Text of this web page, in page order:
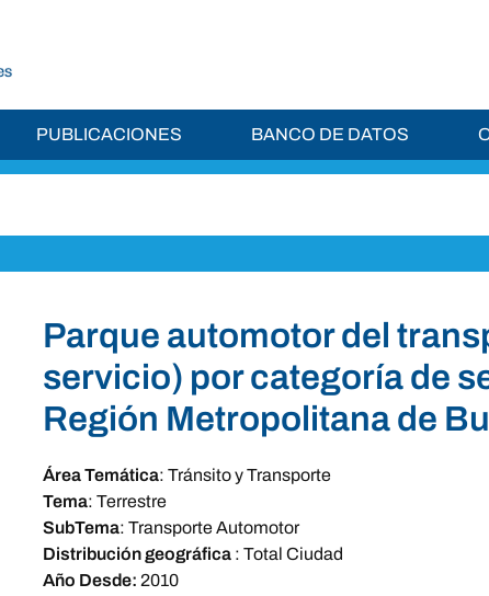
PUBLICACIONES BANCO DE DATOS
Parque automotor del
servicio) por categoría de
Región Metropolitana de
Área Temática: Tránsito y Transporte
Tema: Terrestre
SubTema: Transporte Automotor
Distribución geográfica : Total Ciudad
Año Desde: 2010